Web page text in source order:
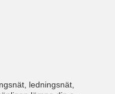
ledningsnät,